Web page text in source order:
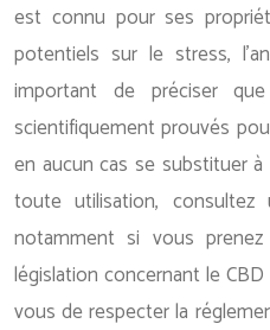
est connu pour ses
potentiels sur le stress,
important de préciser
scientifiquement prouvés
en aucun cas se substituer
toute utilisation,
notamment si vous
législation concernant le
vous de respecter la